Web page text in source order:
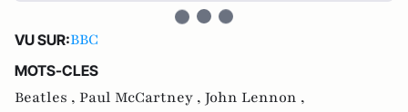
VU SUR:BBC
MOTS-CLES
Beatles , Paul McCartney , John Lennon ,